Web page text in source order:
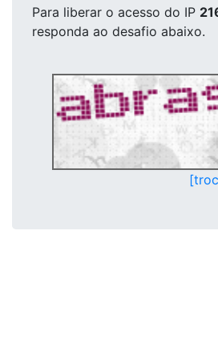
Para liberar o acesso do IP
responda ao desafio abaixo.